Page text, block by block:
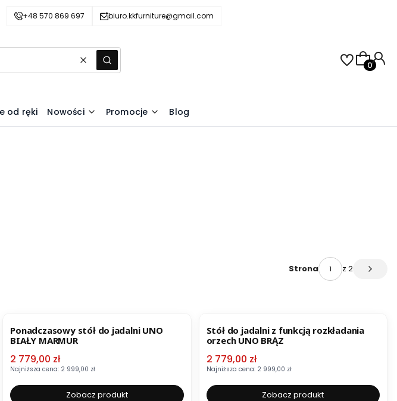
+48 570 869 697 biuro.kkfurniture@gmail.com
WyczyśćSzukaj
Produkty
od ręki Nowości Promocje Blog
Strona z 2
Ponadczasowy stół do jadalni UNO
BIAŁY MARMUR
Cena promocyjna
2 779,00 zł
Najniższa cena: 2 999,00 zł
Zobacz produkt
Stół do jadalni z funkcją rozkładania
orzech UNO BRĄZ
Cena promocyjna
2 779,00 zł
Najniższa cena: 2 999,00 zł
Zobacz produkt